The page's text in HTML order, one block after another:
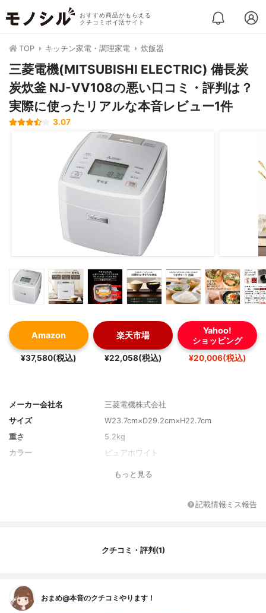
おすすめ商品がもらえる
クチコミポイ活サイト
TOP キッチン家電・調理家電 炊飯器
三菱電機(MITSUBISHI ELECTRIC) 備長炭
炭炊釜 NJ-VV108の悪い口コミ・評判は？
実際に使ったリアルな本音レビュー1件
3.07
Amazon
¥37,580(税込)
楽天市場
¥22,058(税込)
Yahoo!
ショッピング
¥20,006(税込)
メーカー会社名
三菱電機株式会社
サイズ
W23.7cm×D29.2cm×H22.7cm
重さ
5.2kg
カラー
ピュアホワイト
もっと見る
記載情報ミス報告
クチコミ・評判(1)
おまめ@本音のクチコミやります！